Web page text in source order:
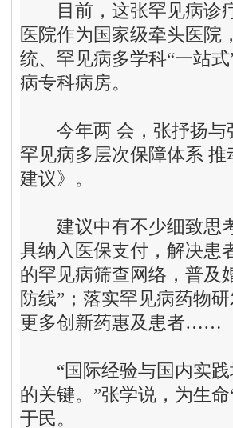
目前，这张罕见病诊疗
医院作为国家级牵头医院
统、罕见病多学科“一站
病专科病房。
今年两 会，张抒扬与
罕见病多层次保障体系
建议》。
建议中有不少细致思考
具纳入医保支付，解决患
的罕见病筛查网络，普及
防线”；落实罕见病药物
更多创新药惠及患者……
“国际经验与国内实践
的关键。”张学说，为生
于民。